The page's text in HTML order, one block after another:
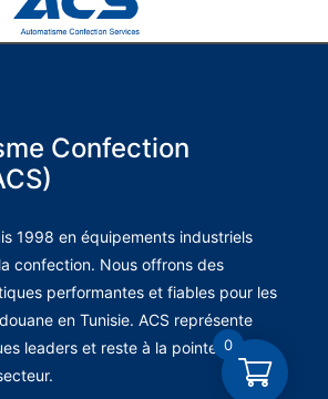
Confection
1998 en équipements industriels
confection. Nous offrons des
performantes et fiables pour les
en Tunisie. ACS représente
leaders et reste à la pointe des
0